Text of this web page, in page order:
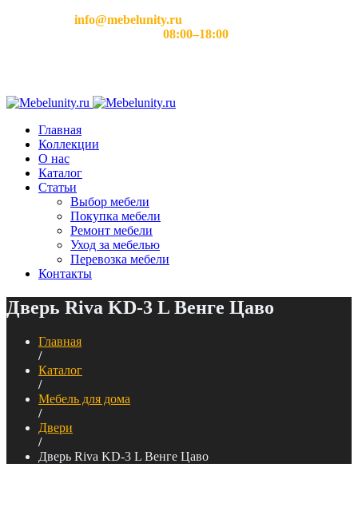
info@mebelunity.ru
08:00–18:00
Главная
Коллекции
О нас
Каталог
Статьи
Выбор мебели
Покупка мебели
Ремонт мебели
Уход за мебелью
Перевозка мебели
Контакты
Дверь Riva KD-3 L Венге Цаво
Главная
/
Каталог
/
Мебель для дома
/
Двери
/
Дверь Riva KD-3 L Венге Цаво